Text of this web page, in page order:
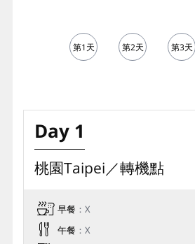
第1天 第2天 第3天
Day 1
桃園Taipei／轉機點
早餐 ：X
午餐 ：X